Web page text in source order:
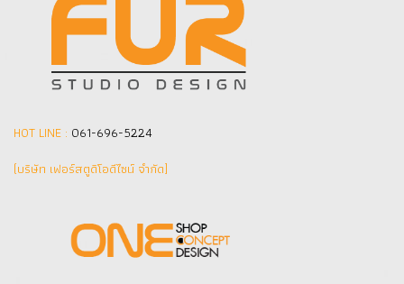
HOT LINE : 061-696-5224
(บริษัท เฟอร์สตูดิโอดีไซน์ จำกัด]